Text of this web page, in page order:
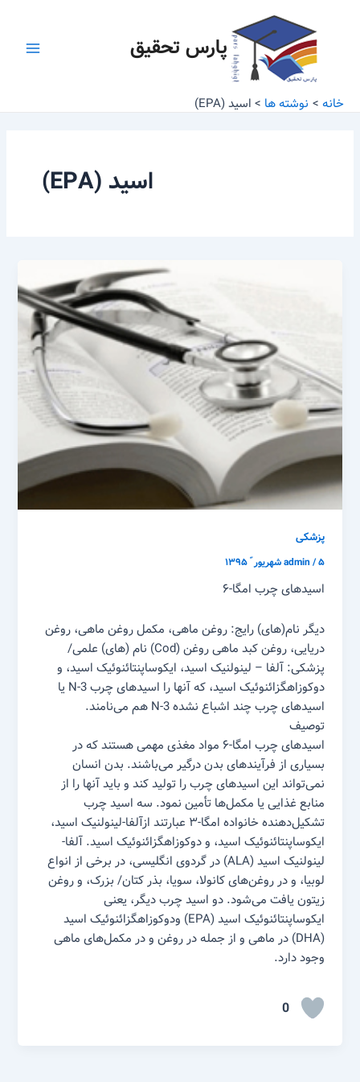
پارس تحقیق
خانه نوشته ها اسید (EPA)
اسید (EPA)
پزشکی
admin/۵ شهریور ّ ۱۳۹۵
اسید‌های چرب امگا-۶
دیگر نام‌(های) رایج: روغن ماهی، مکمل روغن ماهی، روغن
دریایی، روغن کبد ماهی روغن (Cod) نام (های) علمی/
پزشکی: آلفا – لینولنیک اسید، ایکوساپنتائنوئیک اسید، و
دوکوزاهگزائنوئیک اسید، که آنها را اسید‌های چرب N-3 یا
اسید‌های چرب چند اشباع نشده N-3 هم می‌نامند.
توصیف
اسید‌های چرب امگا-۶ مواد مغذی مهمی هستند که در
بسیاری از فرآیند‌های بدن درگیر می‌باشند. بدن انسان
نمی‌تواند این اسید‌های چرب را تولید کند و باید آنها را از
منابع غذایی یا مکمل‌ها تأمین نمود. سه اسید چرب
تشکیل‌دهنده خانواده امگا-۳ عبارتند ازآلفا-لینولنیک اسید،
ایکوساپنتائنوئیک اسید، و دوکوزاهگزائنوئیک اسید. آلفا-
لینولنیک اسید (ALA) در گردوی انگلیسی، در برخی از انواع
لوبیا، و در روغن‌های کانولا، سویا، بذر کتان/ بزرک، و روغن
زیتون یافت می‌شود. دو اسید چرب دیگر، یعنی
ایکوساپنتائنوئیک اسید (EPA) ودوکوزاهگزائنوئیک اسید
(DHA) در ماهی و از جمله در روغن و در مکمل‌های ماهی
وجود دارد.
0